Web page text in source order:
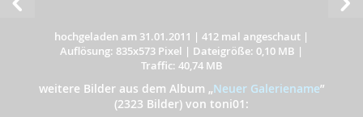
hochgeladen am 31.01.2011 | 412 mal angeschaut |
Auflösung: 835x573 Pixel | Dateigröße: 0,10 MB |
Traffic: 40,74 MB
weitere Bilder aus dem Album „Neuer Galeriename”
(2323 Bilder) von toni01: